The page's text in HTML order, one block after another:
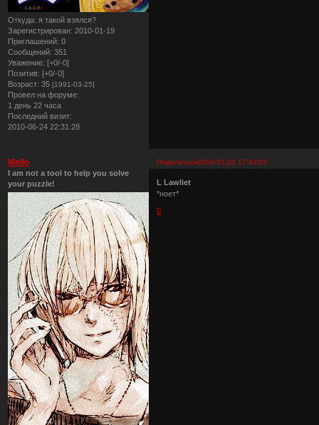
Откуда: я такой взялся?
Зарегистрирован: 2010-01-19
Приглашений: 0
Сообщений: 351
Уважение: [+0/-0]
Позитив: [+0/-0]
Возраст: 35 [1991-03-25]
Провел на форуме:
1 день 22 часа
Последний визит:
2010-06-24 22:31:28
Поделиться2010-01-22 17:43:04
Mello
I am not a tool to help you solve
your puzzle!
L Lawliet
*ноет*
0